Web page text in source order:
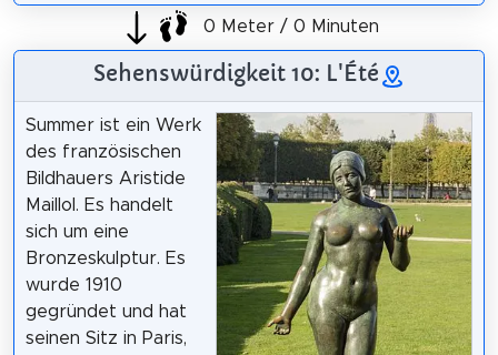
0 Meter / 0 Minuten
Sehenswürdigkeit 10: L'Été
Summer ist ein Werk
des französischen
Bildhauers Aristide
Maillol. Es handelt
sich um eine
Bronzeskulptur. Es
wurde 1910
gegründet und hat
seinen Sitz in Paris,